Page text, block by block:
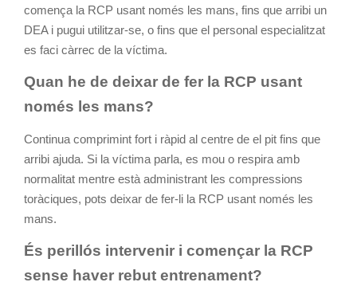
comença la RCP usant només les mans, fins que arribi un
DEA i pugui utilitzar-se, o fins que el personal especialitzat
es faci càrrec de la víctima.
Quan he de deixar de fer la RCP usant
només les mans?
Continua comprimint fort i ràpid al centre de el pit fins que
arribi ajuda. Si la víctima parla, es mou o respira amb
normalitat mentre està administrant les compressions
toràciques, pots deixar de fer-li la RCP usant només les
mans.
És perillós intervenir i començar la RCP
sense haver rebut entrenament?